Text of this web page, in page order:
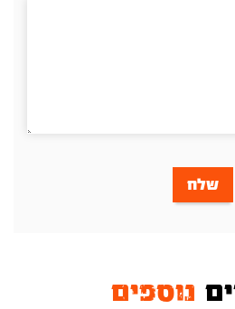
שלח
נוספים